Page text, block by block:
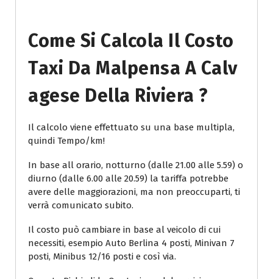
Come Si Calcola Il Costo
Taxi Da Malpensa A Calv
Agese Della Riviera ?
Il calcolo viene effettuato su una base multipla,
quindi Tempo/km!
In base all orario, notturno (dalle 21.00 alle 5.59) o
diurno (dalle 6.00 alle 20.59) la tariffa potrebbe
avere delle maggiorazioni, ma non preoccuparti, ti
verrà comunicato subito.
Il costo può cambiare in base al veicolo di cui
necessiti, esempio Auto Berlina 4 posti, Minivan 7
posti, Minibus 12/16 posti e così via.